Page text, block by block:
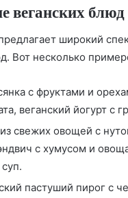
веганских блюд
широкий
Вот несколько
с фруктами и
веганский йогурт с
свежих овощей с
с хумусом и
пастуший пирог с